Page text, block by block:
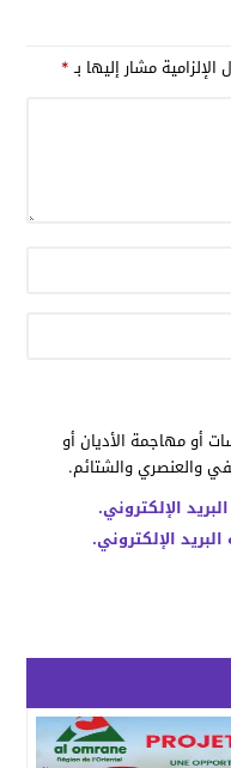
الإلزامية مشار إليها بـ*
أو مهاجمة الأديان أو
والعنصري والشتائم.
الإلكتروني.
الإلكتروني.